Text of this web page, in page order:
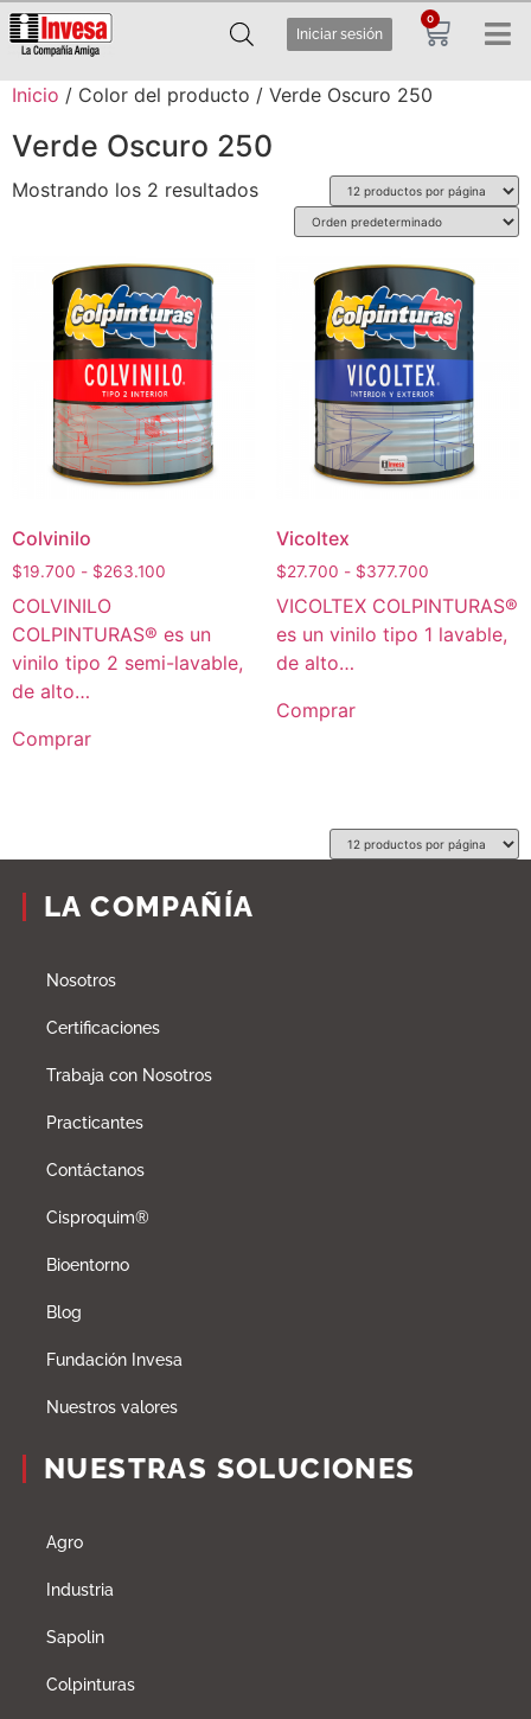
Iniciar sesión
0
Inicio / Color del producto / Verde Oscuro 250
Verde Oscuro 250
Mostrando los 2 resultados
Colvinilo
$19.700 - $263.100
COLVINILO
COLPINTURAS® es un
vinilo tipo 2 semi-lavable,
de alto…
Comprar
Vicoltex
$27.700 - $377.700
VICOLTEX COLPINTURAS®
es un vinilo tipo 1 lavable,
de alto…
Comprar
LA COMPAÑÍA
Nosotros
Certificaciones
Trabaja con Nosotros
Practicantes
Contáctanos
Cisproquim®
Bioentorno
Blog
Fundación Invesa
Nuestros valores
NUESTRAS SOLUCIONES
Agro
Industria
Sapolin
Colpinturas